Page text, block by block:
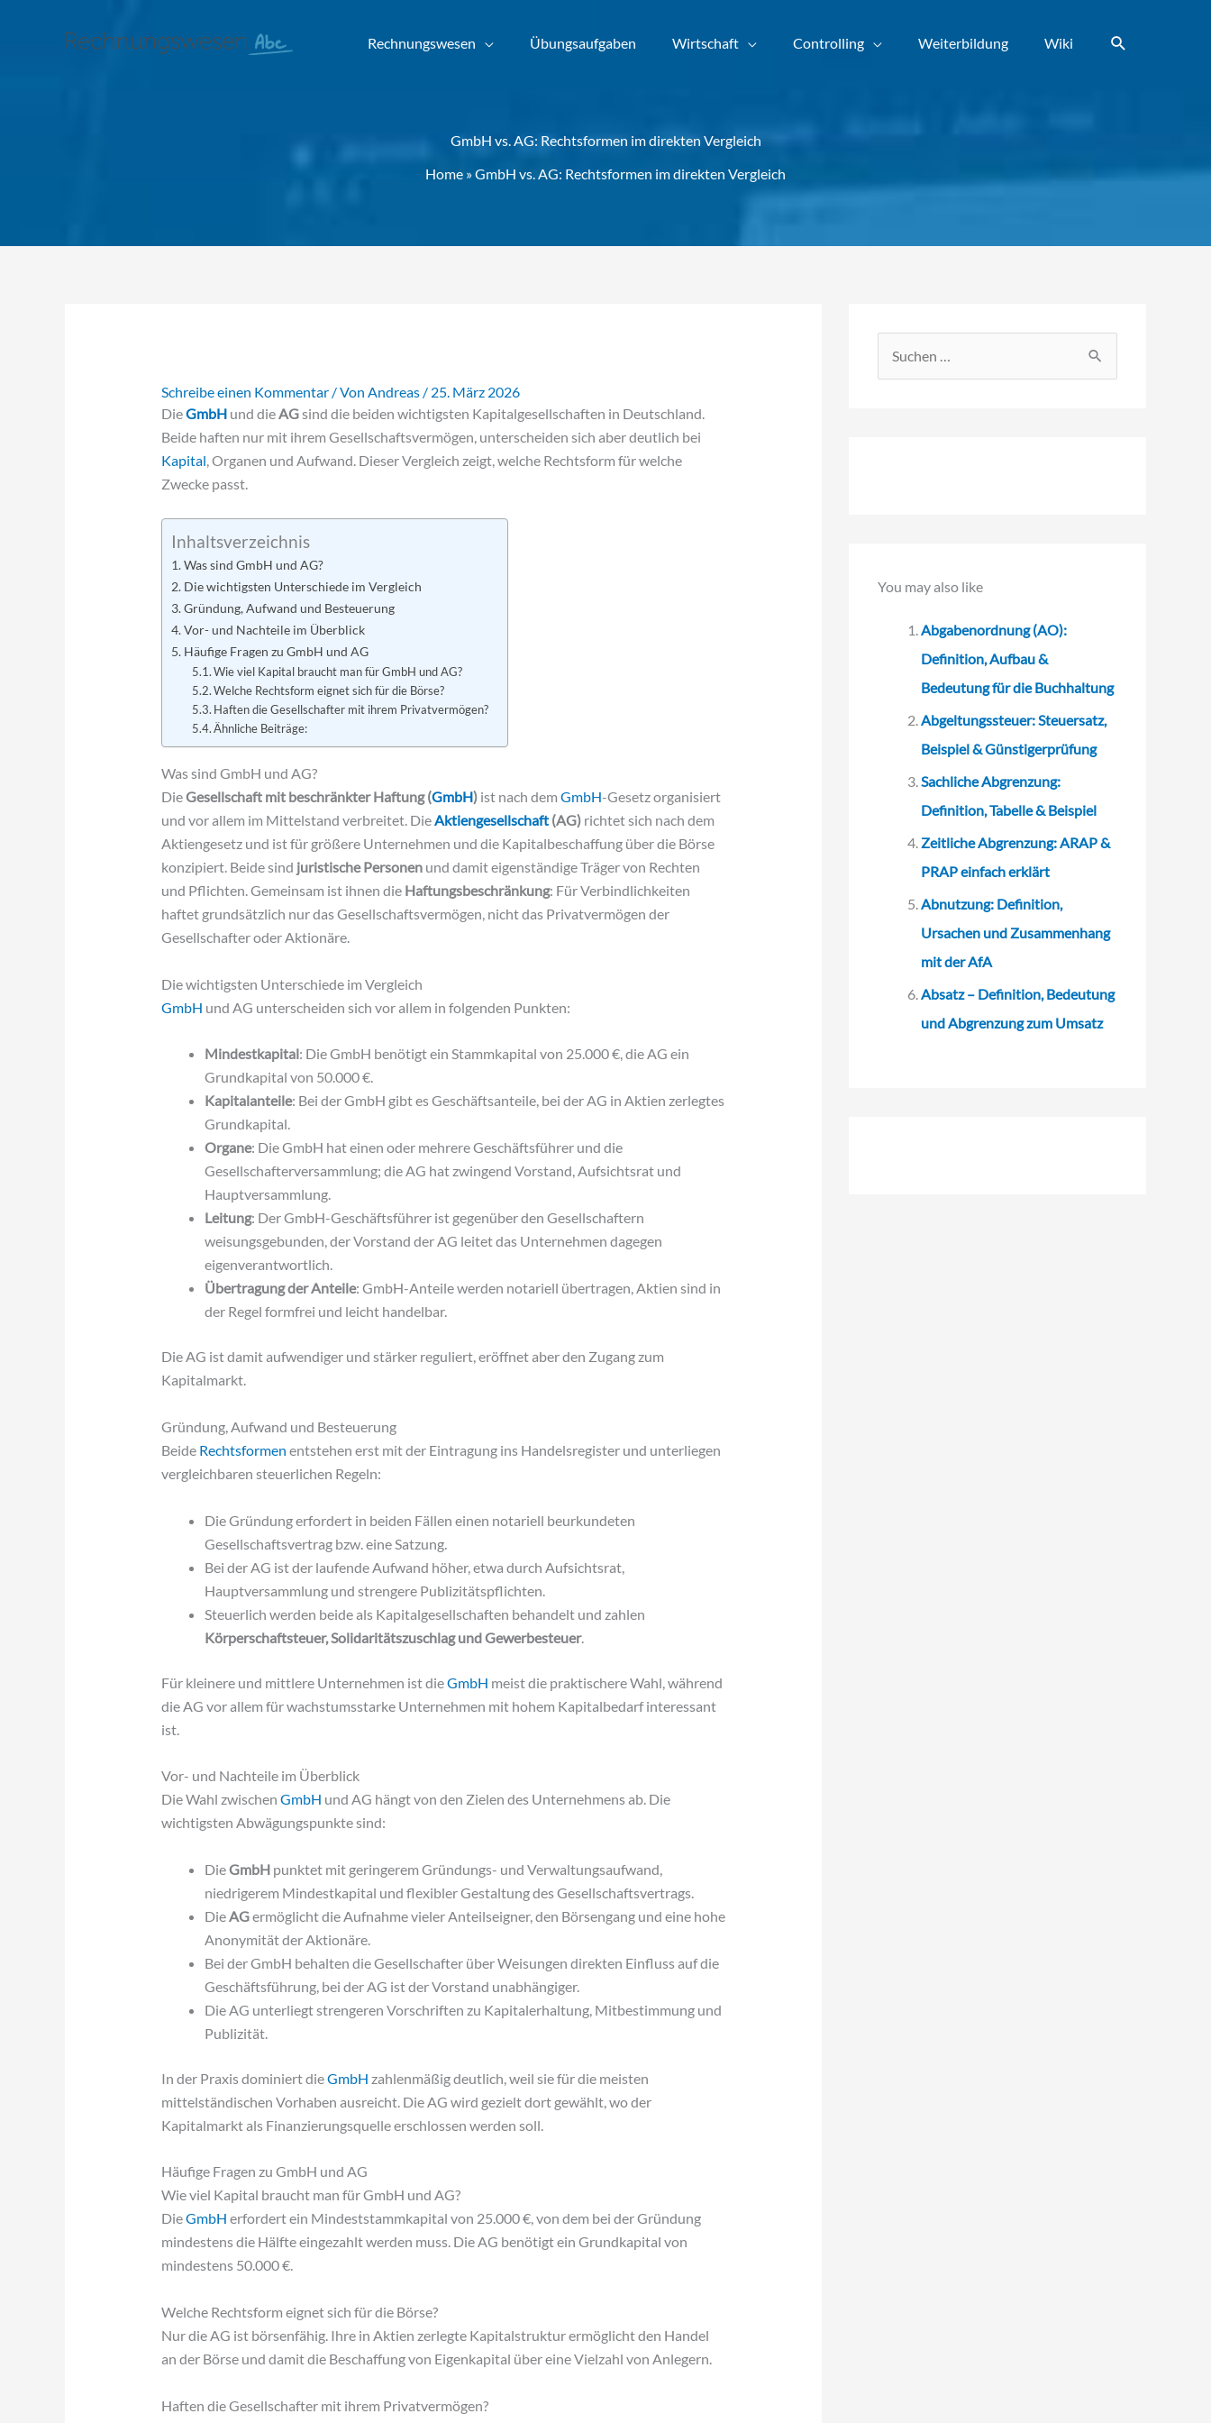
Rechnungswesen Übungsaufgaben Wirtschaft Controlling Weiterbildung Wiki Suchen
GmbH vs. AG: Rechtsformen im direkten Vergleich
Home »GmbH vs. AG: Rechtsformen im direkten Vergleich
Schreibe einen Kommentar / Von Andreas / 25. März 2026
DieGmbHund die AGsind die beiden wichtigsten Kapitalgesellschaften in Deutschland.
Beide haften nur mit ihrem Gesellschaftsvermögen, unterscheiden sich aber deutlich bei
Kapital , Organen und Aufwand. Dieser Vergleich zeigt, welche Rechtsform für welche
Zwecke passt.
Inhaltsverzeichnis
Was sind GmbH und AG?
Die wichtigsten Unterschiede im Vergleich
Gründung, Aufwand und Besteuerung
Vor- und Nachteile im Überblick
Häufige Fragen zu GmbH und AG
Wie viel Kapital braucht man für GmbH und AG?
Welche Rechtsform eignet sich für die Börse?
Haften die Gesellschafter mit ihrem Privatvermögen?
Ähnliche Beiträge:
Was sind GmbH und AG?
DieGesellschaft mit beschränkter Haftung (GmbH)ist nach dem GmbH-Gesetz organisiert
und vor allem im Mittelstand verbreitet. DieAktiengesellschaft(AG)richtet sich nach dem
Aktiengesetz und ist für größere Unternehmen und die Kapitalbeschaffung über die Börse
konzipiert. Beide sind juristische Personenund damit eigenständige Träger von Rechten
und Pflichten. Gemeinsam ist ihnen die Haftungsbeschränkung: Für Verbindlichkeiten
haftet grundsätzlich nur das Gesellschaftsvermögen, nicht das Privatvermögen der
Gesellschafter oder Aktionäre.
Die wichtigsten Unterschiede im Vergleich
GmbH und AG unterscheiden sich vor allem in folgenden Punkten:
Mindestkapital: Die GmbH benötigt ein Stammkapital von 25.000 €, die AG ein
Grundkapital von 50.000 €.
Kapitalanteile: Bei der GmbH gibt es Geschäftsanteile, bei der AG in Aktien zerlegtes
Grundkapital.
Organe: Die GmbH hat einen oder mehrere Geschäftsführer und die
Gesellschafterversammlung; die AG hat zwingend Vorstand, Aufsichtsrat und
Hauptversammlung.
Leitung: Der GmbH-Geschäftsführer ist gegenüber den Gesellschaftern
weisungsgebunden, der Vorstand der AG leitet das Unternehmen dagegen
eigenverantwortlich.
Übertragung der Anteile: GmbH-Anteile werden notariell übertragen, Aktien sind in
der Regel formfrei und leicht handelbar.
Die AG ist damit aufwendiger und stärker reguliert, eröffnet aber den Zugang zum
Kapitalmarkt.
Gründung, Aufwand und Besteuerung
Beide Rechtsformen entstehen erst mit der Eintragung ins Handelsregister und unterliegen
vergleichbaren steuerlichen Regeln:
Die Gründung erfordert in beiden Fällen einen notariell beurkundeten
Gesellschaftsvertrag bzw. eine Satzung.
Bei der AG ist der laufende Aufwand höher, etwa durch Aufsichtsrat,
Hauptversammlung und strengere Publizitätspflichten.
Steuerlich werden beide als Kapitalgesellschaften behandelt und zahlen
Körperschaftsteuer, Solidaritätszuschlag und Gewerbesteuer.
Für kleinere und mittlere Unternehmen ist dieGmbH meist die praktischere Wahl, während
die AG vor allem für wachstumsstarke Unternehmen mit hohem Kapitalbedarf interessant
ist.
Vor- und Nachteile im Überblick
Die Wahl zwischen GmbH und AG hängt von den Zielen des Unternehmens ab. Die
wichtigsten Abwägungspunkte sind:
DieGmbHpunktet mit geringerem Gründungs- und Verwaltungsaufwand,
niedrigerem Mindestkapital und flexibler Gestaltung des Gesellschaftsvertrags.
Die AGermöglicht die Aufnahme vieler Anteilseigner, den Börsengang und eine hohe
Anonymität der Aktionäre.
Bei der GmbH behalten die Gesellschafter über Weisungen direkten Einfluss auf die
Geschäftsführung, bei der AG ist der Vorstand unabhängiger.
Die AG unterliegt strengeren Vorschriften zu Kapitalerhaltung, Mitbestimmung und
Publizität.
In der Praxis dominiert dieGmbH zahlenmäßig deutlich, weil sie für die meisten
mittelständischen Vorhaben ausreicht. Die AG wird gezielt dort gewählt, wo der
Kapitalmarkt als Finanzierungsquelle erschlossen werden soll.
Häufige Fragen zu GmbH und AG
Wie viel Kapital braucht man für GmbH und AG?
DieGmbH erfordert ein Mindeststammkapital von 25.000 €, von dem bei der Gründung
mindestens die Hälfte eingezahlt werden muss. Die AG benötigt ein Grundkapital von
mindestens 50.000 €.
Welche Rechtsform eignet sich für die Börse?
Nur die AG ist börsenfähig. Ihre in Aktien zerlegte Kapitalstruktur ermöglicht den Handel
an der Börse und damit die Beschaffung von Eigenkapital über eine Vielzahl von Anlegern.
Haften die Gesellschafter mit ihrem Privatvermögen?
c
You may also like
Abgabenordnung (AO):
Definition, Aufbau &
Bedeutung für die Buchhaltung
Abgeltungssteuer: Steuersatz,
Beispiel & Günstigerprüfung
Sachliche Abgrenzung:
Definition, Tabelle & Beispiel
Zeitliche Abgrenzung: ARAP &
PRAP einfach erklärt
Abnutzung: Definition,
Ursachen und Zusammenhang
mit der AfA
Absatz – Definition, Bedeutung
und Abgrenzung zum Umsatz